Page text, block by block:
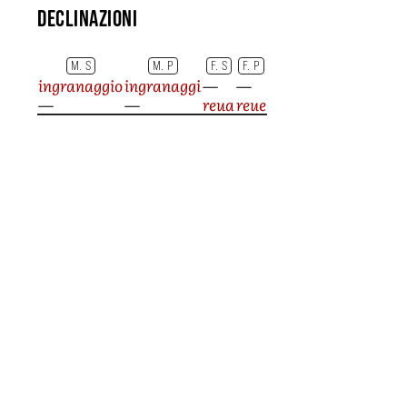
Declinazioni
M. S M. P F. S F. P
ingranaggioingranaggi—
—
—
— reuareue